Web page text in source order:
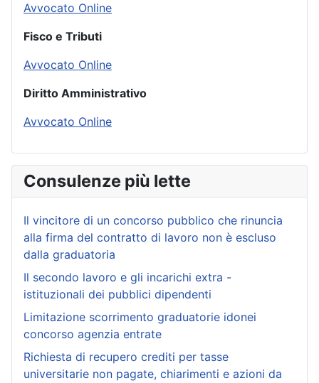
Avvocato Online
Fisco e Tributi
Avvocato Online
Diritto Amministrativo
Avvocato Online
Consulenze più lette
Il vincitore di un concorso pubblico che rinuncia
alla firma del contratto di lavoro non è escluso
dalla graduatoria
Il secondo lavoro e gli incarichi extra -
istituzionali dei pubblici dipendenti
Limitazione scorrimento graduatorie idonei
concorso agenzia entrate
Richiesta di recupero crediti per tasse
universitarie non pagate, chiarimenti e azioni da